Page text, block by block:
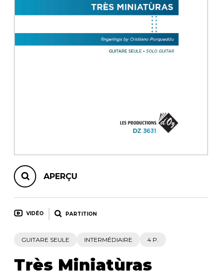
APERÇU
VIDÉO PARTITION
GUITARE SEULE INTERMÉDIAIRE 4 P.
Très Miniatùras